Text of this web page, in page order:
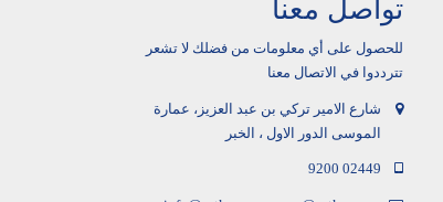
تواصل معنا
للحصول على أي معلومات من فضلك لا تشعر
تترددوا في الاتصال معنا
شارع الامير تركي بن عبد العزيز، عمارة
الموسى الدور الاول ، الخبر
9200 02449